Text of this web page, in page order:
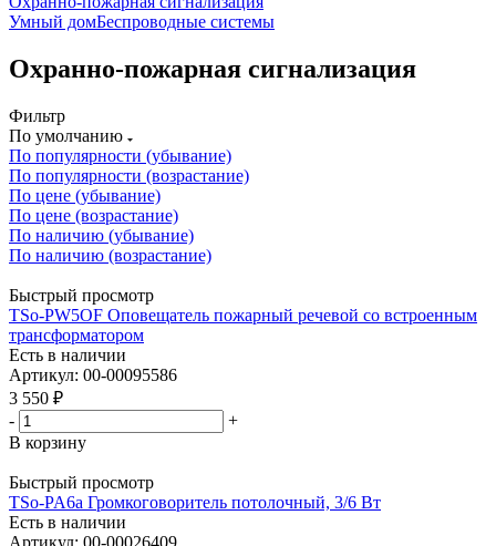
Умный домБеспроводные системы
Охранно-пожарная сигнализация
Фильтр
По умолчанию
По популярности (убывание)
По популярности (возрастание)
По цене (убывание)
По цене (возрастание)
По наличию (убывание)
По наличию (возрастание)
Быстрый просмотр
TSo-PW5OF Оповещатель пожарный речевой со встроенным
трансформатором
Есть в наличии
Артикул: 00-00095586
3 550 ₽
-
+
В корзину
Быстрый просмотр
TSo-PA6a Громкоговоритель потолочный, 3/6 Вт
Есть в наличии
Артикул: 00-00026409